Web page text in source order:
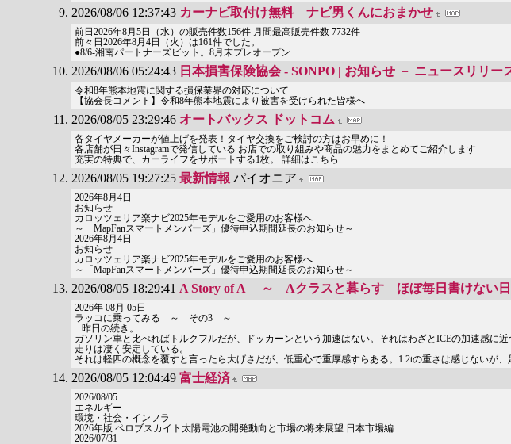
2026/08/06 12:37:43 カーナビ取付け無料 ナビ男くんにおまかせ
前日2026年8月5日（水）の販売件数156件 月間最高販売件数 7732件
前々日2026年8月4日（火）は161件でした。
●8/6-湘南パートナーズピット。8月末プレオープン
2026/08/06 05:24:43 日本損害保険協会 - SONPO | お知らせ － ニュースリリー
令和8年熊本地震に関する損保業界の対応について
【協会長コメント】令和8年熊本地震により被害を受けられた皆様へ
2026/08/05 23:29:46 オートバックス ドットコム
各タイヤメーカーが値上げを発表！タイヤ交換をご検討の方はお早めに！
各店舗が日々Instagramで発信している お店での取り組みや商品の魅力をまとめてご紹介します
充実の特典で、カーライフをサポートする1枚。 詳細はこちら
2026/08/05 19:27:25 最新情報 パイオニア
2026年8月4日
お知らせ
カロッツェリア楽ナビ2025年モデルをご愛用のお客様へ
～「MapFanスマートメンバーズ」優待申込期間延長のお知らせ～
2026年8月4日
お知らせ
カロッツェリア楽ナビ2025年モデルをご愛用のお客様へ
～「MapFanスマートメンバーズ」優待申込期間延長のお知らせ～
2026/08/05 18:29:41 A Story of A ～ Aクラスと暮らす ほぼ毎日書けない
2026年 08月 05日
ラッコに乗ってみる ～ その3 ～
...昨日の続き。
ガソリン車と比べればトルクフルだが、ドッカーンという加速はない。それはわざとICEの加速感に
走りは凄く安定している。
それは軽四の概念を覆すと言ったら大げさだが、低重心で重厚感すらある。1.2tの重さは感じないが
2026/08/05 12:04:49 富士経済
2026/08/05
エネルギー
環境・社会・インフラ
2026年版 ペロブスカイト太陽電池の開発動向と市場の将来展望 日本市場編
2026/07/31